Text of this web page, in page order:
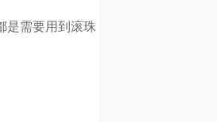
是需要用到滚珠